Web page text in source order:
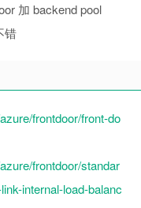
加 backend pool
错
frontdoor/front-do
frontdoor/standar
internal-load-balanc